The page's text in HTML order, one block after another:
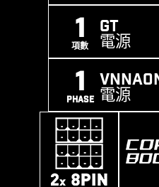
ADDITIONAL ARGB
HEADER
單，讓 NPU 超頻變得
NPU 的運算效能。經
Boost 可實現高達 27%
計算相關任務，是提升
1
項數
GT
電源
1
PHASE 電源
MEMORY
Memory Extension
在相同頻率下提升記憶體